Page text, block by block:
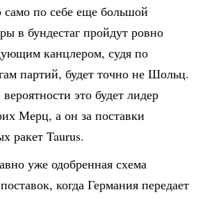
по себе еще большой
в бундестаг пройдут ровно
канцлером, судя по
партий, будет точно не Шольц.
это будет лидер
Мерц, а он за поставки
ракет Taurus.
уже одобренная схема
когда Германия передает